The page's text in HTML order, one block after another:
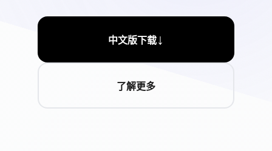
中文版下载↓
了解更多